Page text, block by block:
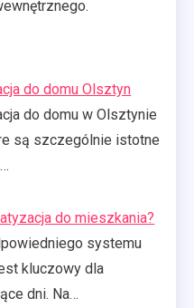
do domu Olsztyn
do domu w Olsztynie
są szczególnie istotne
do mieszkania?
systemu
kluczowy dla
dni. Na…